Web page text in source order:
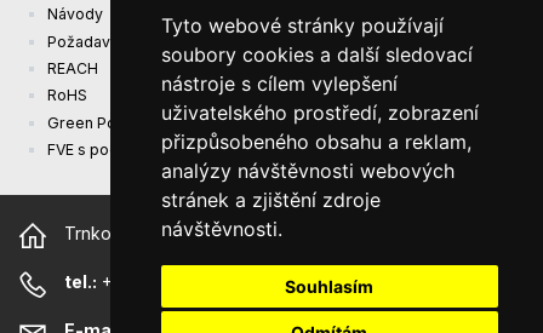
Tyto webové stránky používají
soubory cookies a další sledovací
nástroje s cílem vylepšení
uživatelského prostředí, zobrazení
přizpůsobeného obsahu a reklam,
analýzy návštěvnosti webových
stránek a zjištění zdroje
návštěvnosti.
Souhlasím
Návody
Požadavky na ekodesign (EU) 2019/1782
REACH
RoHS
Green Power
FVE s podporou EU
Trnkova 2881/156, 628 00 Brno Česká republika
tel.: +420 544 500 327